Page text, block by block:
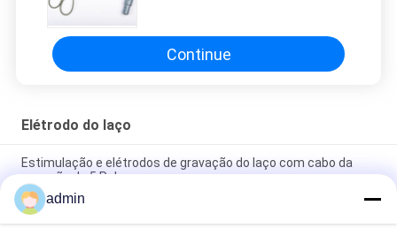
Continue
Elétrodo do laço
Estimulação e elétrodos de gravação do laço com cabo da
conexão de 5 Polos
Elétrodo do laço do dedo do EMG com dois RUÍDO ajustável do
Pin dos elétrodos 6 da soga
admin